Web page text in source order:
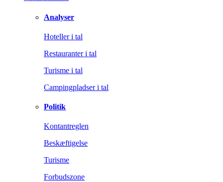
Analyser
Hoteller i tal
Restauranter i tal
Turisme i tal
Campingpladser i tal
Politik
Kontantreglen
Beskæftigelse
Turisme
Forbudszone